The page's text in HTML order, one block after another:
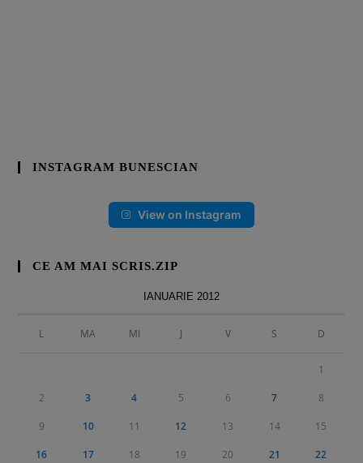
INSTAGRAM BUNESCIAN
View on Instagram
CE AM MAI SCRIS.ZIP
IANUARIE 2012
L MA MI J V S D
1
2 3 4 5 6 7 8
9 10 11 12 13 14 15
16 17 18 19 20 21 22